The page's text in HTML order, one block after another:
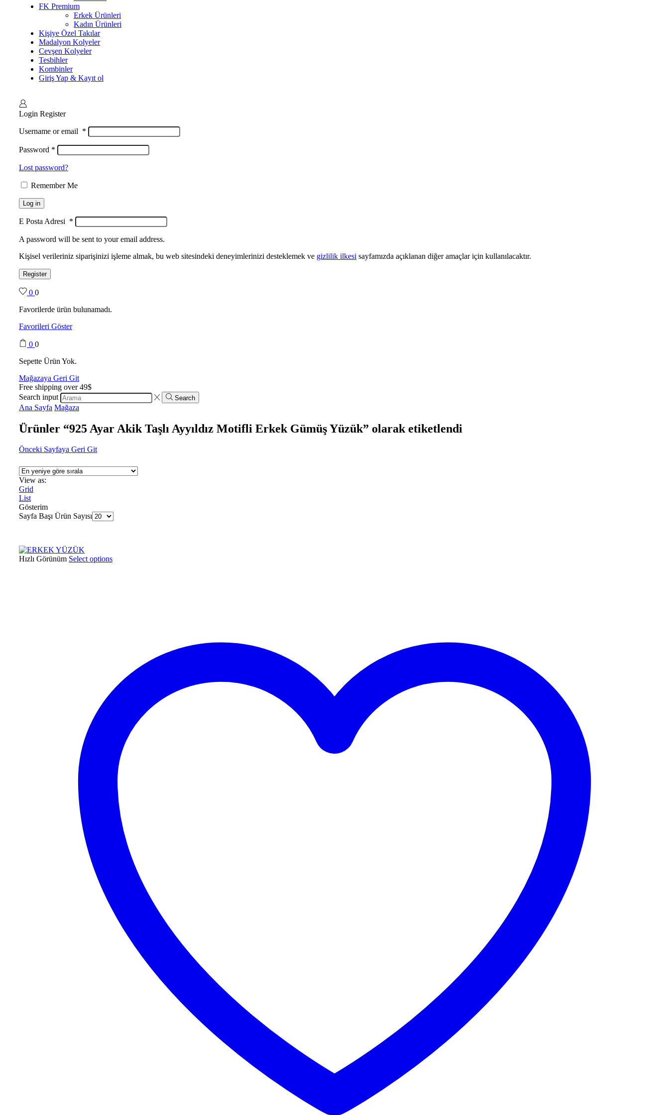
FK Premium
Erkek Ürünleri
Kadın Ürünleri
Kişiye Özel Takılar
Madalyon Kolyeler
Cevşen Kolyeler
Tesbihler
Kombinler
Giriş Yap & Kayıt ol
Login Register
Username or email *
Password *
Lost password?
Remember Me
Log in
E Posta Adresi *
A password will be sent to your email address.
Kişisel verileriniz siparişinizi işleme almak, bu web sitesindeki deneyimlerinizi desteklemek ve gizlilik ilkesi sayfamızda açıklanan diğer amaçlar için kullanılacaktır.
Register
0 0
Favorilerde ürün bulunamadı.
Favorileri Göster
0 0
Sepette Ürün Yok.
Mağazaya Geri Git
Free shipping over 49$
Search input
Search
Ana Sayfa Mağaza
Ürünler “925 Ayar Akik Taşlı Ayyıldız Motifli Erkek Gümüş Yüzük” olarak etiketlendi
Önceki Sayfaya Geri Git
View as:
Grid
List
Gösterim
Sayfa Başı Ürün Sayısı
Hızlı Görünüm Select options